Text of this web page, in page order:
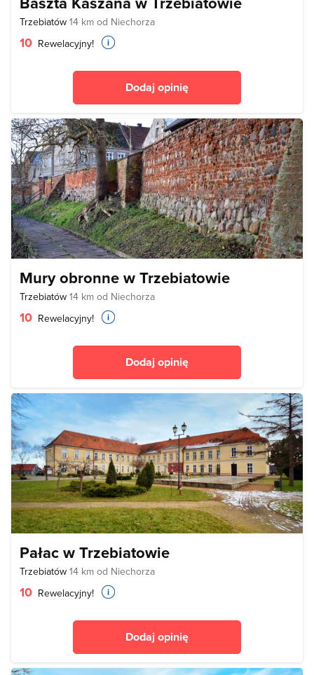
Trzebiatów 14 km od Niechorza
10 Rewelacyjny!
Dodaj opinię
Mury obronne w Trzebiatowie
Trzebiatów 14 km od Niechorza
10 Rewelacyjny!
Dodaj opinię
Pałac w Trzebiatowie
Trzebiatów 14 km od Niechorza
10 Rewelacyjny!
Dodaj opinię